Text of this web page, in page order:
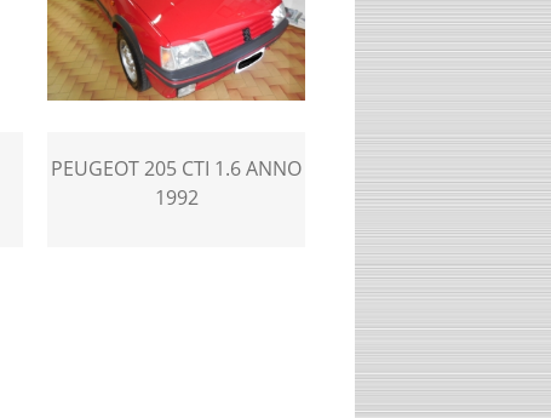
PEUGEOT 205 CTI 1.6 ANNO
1992